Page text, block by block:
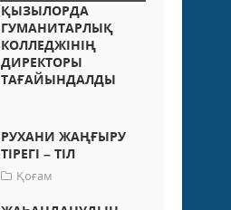
ҚЫЗЫЛОРДА
ГУМАНИТАРЛЫҚ
КОЛЛЕДЖІНІҢ
ДИРЕКТОРЫ
ТАҒАЙЫНДАЛДЫ
РУХАНИ ЖАҢҒЫРУ
ТІРЕГІ – ТІЛ
Қоғам